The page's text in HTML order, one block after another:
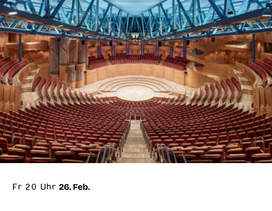
Fr 20 Uhr 26. Feb.